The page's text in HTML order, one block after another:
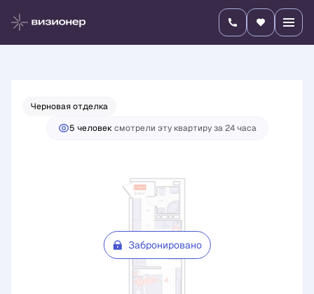
1-комнатная Цена по запросу
Черновая отделка
5 человексмотрели эту квартиру за 24 часа
Забронировано